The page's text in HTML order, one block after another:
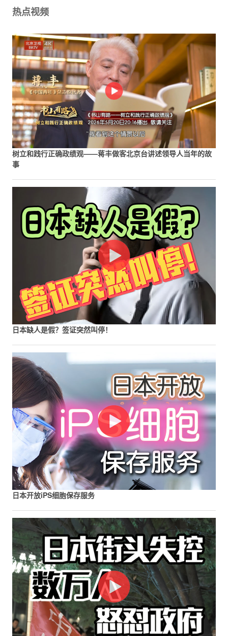
热点视频
树立和践行正确政绩观——蒋丰做客北京台讲述领导人当年的故
事
日本缺人是假？签证突然叫停！
日本开放iPS细胞保存服务